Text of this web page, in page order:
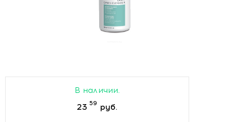
В наличии.
23 59 руб.